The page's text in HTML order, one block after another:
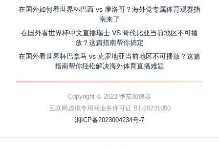
在国外如何看世界杯巴西 vs 摩洛哥？海外党专属体育观赛指
南来了
在国外看世界杯中文直播瑞士 VS 哥伦比亚当前地区不可播
放？这篇指南帮你搞定
在国外看世界杯巴拿马 vs 克罗地亚当前地区不可播放？这篇
指南帮你轻松解决海外体育直播难题
Copyright © 2023 番茄加速器
互联网虚拟专用网业务许可证 B1-20231050
湘ICP备2023004234号-7